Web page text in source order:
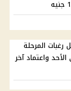
2026.. تعديل رغبات المرحلة
واعتماد آخر